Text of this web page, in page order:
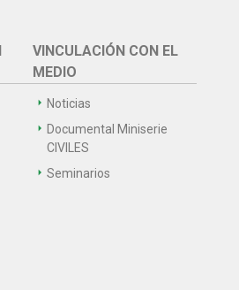
VINCULACIÓN CON EL
MEDIO
Noticias
Documental Miniserie
CIVILES
Seminarios